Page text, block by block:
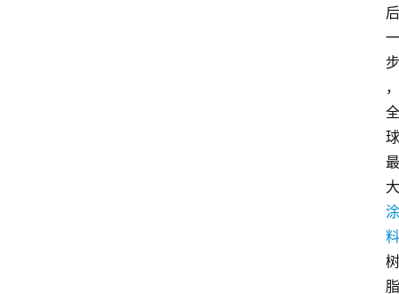
后
一
步
，
全
球
最
大
涂
料
树
脂